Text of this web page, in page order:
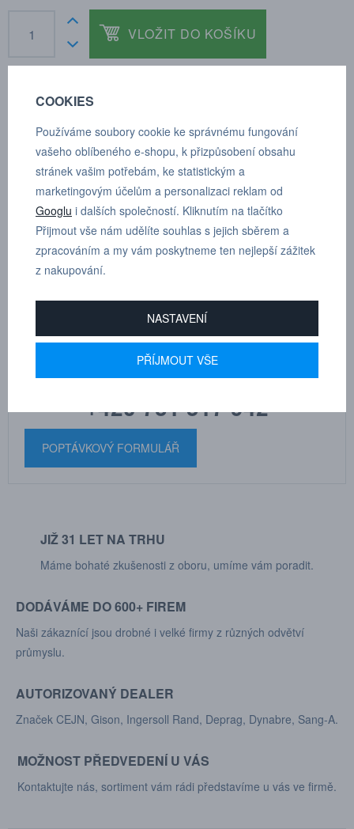
VLOŽIT DO KOŠÍKU
průměr otvoru 28.5 mm
délka max 19.3 mm
niklovaná mosaz
MARTIN
DRHOLEC
technické poradenství
+420 731 517 942
POPTÁVKOVÝ FORMULÁŘ
JIŽ 31 LET NA TRHU
Máme bohaté zkušenosti z oboru, umíme vám poradit.
DODÁVÁME DO 600+ FIREM
Naši zákaznící jsou drobné i velké firmy z různých odvětví
průmyslu.
AUTORIZOVANÝ DEALER
Značek CEJN, Gison, Ingersoll Rand, Deprag, Dynabre, Sang-A.
MOŽNOST PŘEDVEDENÍ U VÁS
Kontaktujte nás, sortiment vám rádi představíme u vás ve firmě.
COOKIES
Používáme soubory cookie ke správnému fungování
vašeho oblíbeného e-shopu, k přizpůsobení obsahu
stránek vašim potřebám, ke statistickým a
marketingovým účelům a personalizaci reklam od
Googlu i dalších společností. Kliknutím na tlačítko
Přijmout vše nám udělíte souhlas s jejich sběrem a
zpracováním a my vám poskytneme ten nejlepší zážitek
z nakupování.
NASTAVENÍ
PŘÍJMOUT VŠE